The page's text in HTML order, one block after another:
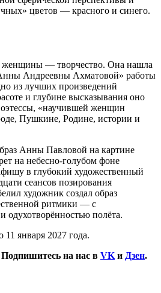
цветов — красного и синего.
женщины — творчество. Она нашла
Андреевны Ахматовой» работы
из лучших произведений
и глубине высказывания оно
«научившей женщин
Пушкине, Родине, истории и
Анны Павловой на картине
на небесно‑голубом фоне
в глубокий художественный
сеансов позирования
художник создал образ
ритмики — с
одухотворённостью полёта.
января 2027 года.
на нас в VK и Дзен.